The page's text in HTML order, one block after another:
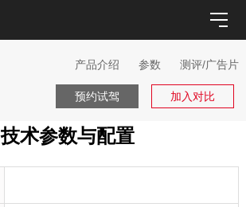
产品介绍 参数 测评/广告片
预约试驾 加入对比
技术参数与配置